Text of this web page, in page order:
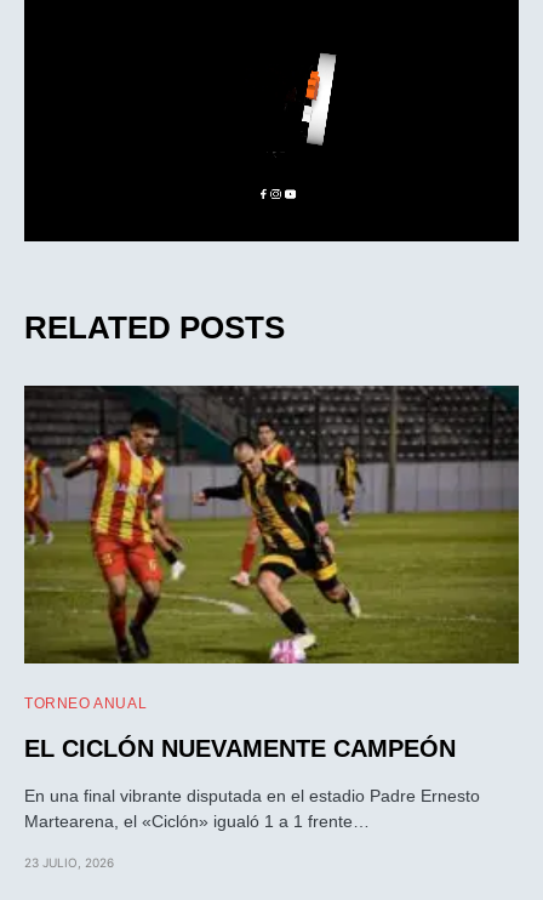
RELATED POSTS
TORNEO ANUAL
EL CICLÓN NUEVAMENTE CAMPEÓN
En una final vibrante disputada en el estadio Padre Ernesto
Martearena, el «Ciclón» igualó 1 a 1 frente…
23 JULIO, 2026